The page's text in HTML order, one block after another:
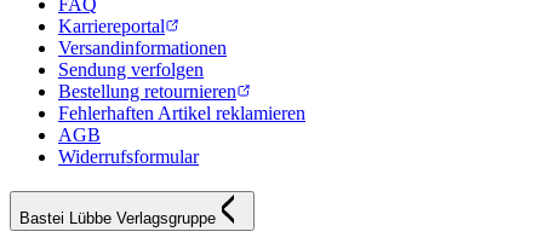
FAQ
Karriereportal
Versandinformationen
Sendung verfolgen
Bestellung retournieren
Fehlerhaften Artikel reklamieren
AGB
Widerrufsformular
Bastei Lübbe Verlagsgruppe